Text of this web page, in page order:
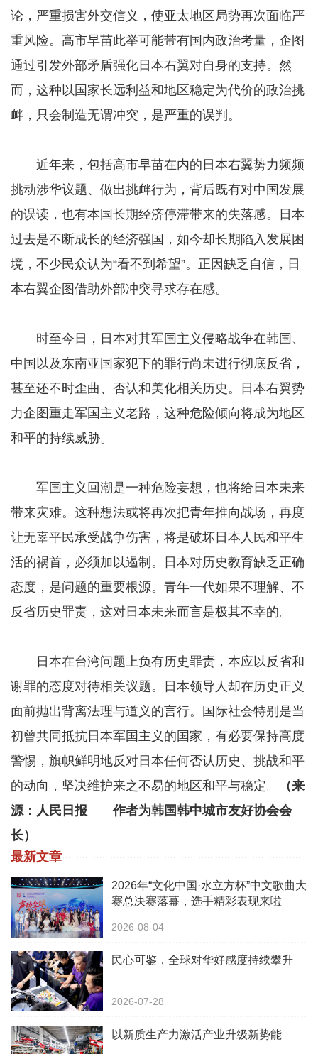
论，严重损害外交信义，使亚太地区局势再次面临严
重风险。高市早苗此举可能带有国内政治考量，企图
通过引发外部矛盾强化日本右翼对自身的支持。然
而，这种以国家长远利益和地区稳定为代价的政治挑
衅，只会制造无谓冲突，是严重的误判。
近年来，包括高市早苗在内的日本右翼势力频频
挑动涉华议题、做出挑衅行为，背后既有对中国发展
的误读，也有本国长期经济停滞带来的失落感。日本
过去是不断成长的经济强国，如今却长期陷入发展困
境，不少民众认为“看不到希望”。正因缺乏自信，日
本右翼企图借助外部冲突寻求存在感。
时至今日，日本对其军国主义侵略战争在韩国、
中国以及东南亚国家犯下的罪行尚未进行彻底反省，
甚至还不时歪曲、否认和美化相关历史。日本右翼势
力企图重走军国主义老路，这种危险倾向将成为地区
和平的持续威胁。
军国主义回潮是一种危险妄想，也将给日本未来
带来灾难。这种想法或将再次把青年推向战场，再度
让无辜平民承受战争伤害，将是破坏日本人民和平生
活的祸首，必须加以遏制。日本对历史教育缺乏正确
态度，是问题的重要根源。青年一代如果不理解、不
反省历史罪责，这对日本未来而言是极其不幸的。
日本在台湾问题上负有历史罪责，本应以反省和
谢罪的态度对待相关议题。日本领导人却在历史正义
面前抛出背离法理与道义的言行。国际社会特别是当
初曾共同抵抗日本军国主义的国家，有必要保持高度
警惕，旗帜鲜明地反对日本任何否认历史、挑战和平
的动向，坚决维护来之不易的地区和平与稳定。
（来
源：人民日报 作者为韩国韩中城市友好协会会
长）
最新文章
2026年“文化中国·水立方杯”中文歌曲大
赛总决赛落幕，选手精彩表现来啦
2026-08-04
民心可鉴，全球对华好感度持续攀升
2026-07-28
以新质生产力激活产业升级新势能